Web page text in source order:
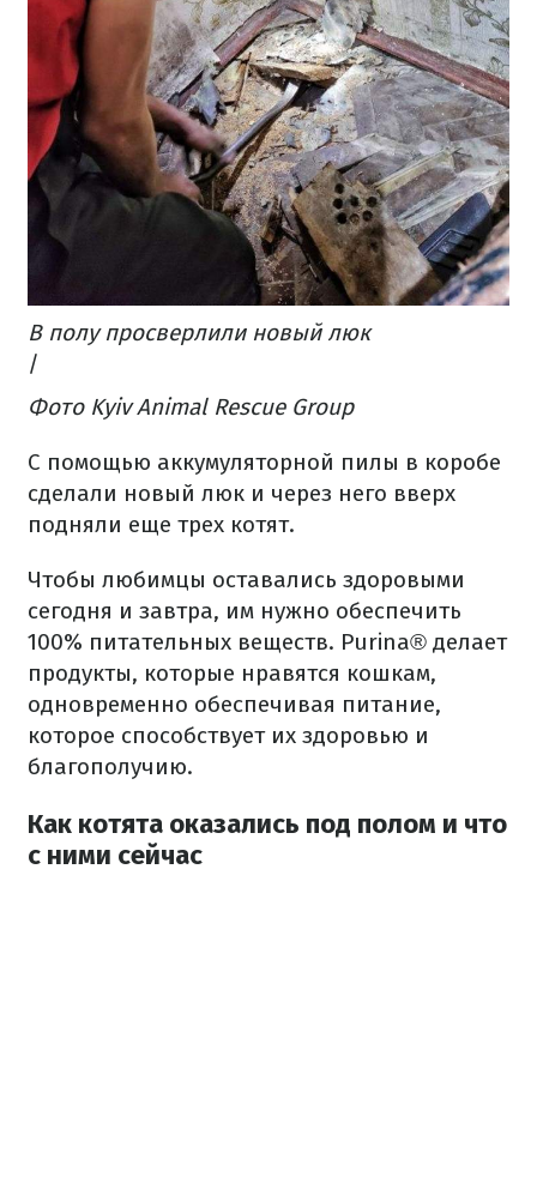
В полу просверлили новый люк
/
Фото Kyiv Animal Rescue Group
С помощью аккумуляторной пилы в коробе
сделали новый люк и через него вверх
подняли еще трех котят.
Чтобы любимцы оставались здоровыми
сегодня и завтра, им нужно обеспечить
100% питательных веществ. Purina® делает
продукты, которые нравятся кошкам,
одновременно обеспечивая питание,
которое способствует их здоровью и
благополучию.
Как котята оказались под полом и что
с ними сейчас